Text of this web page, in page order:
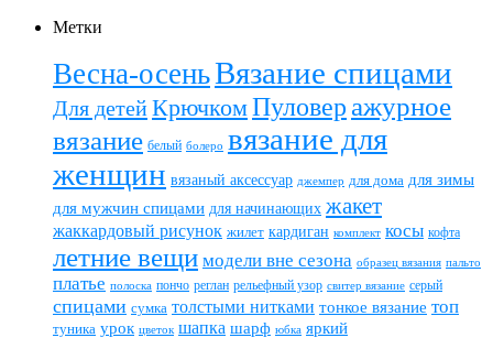
Метки
Весна-осеньВязание спицами
Для детейКрючкомПуловер ажурное
вязание белый болеро вязание для
женщин вязаный аксессуар джемпер для дома для зимы
для мужчин спицами для начинающих жакет
жаккардовый рисунок жилет кардиган комплект косы кофта
летние вещи модели вне сезона образец вязания пальто
платье полоска пончо реглан рельефный узор свитер вязание серый
спицами сумка толстыми нитками тонкое вязание топ
туника урок цветок шапка шарф юбка яркий